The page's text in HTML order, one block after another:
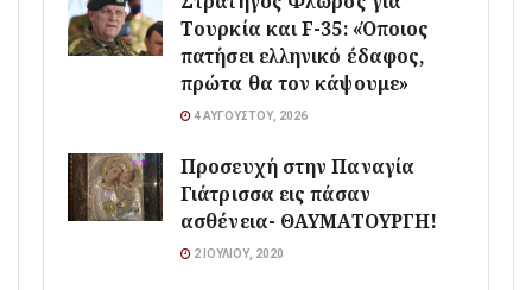
Τουρκία και F-35: «Όποιος
πατήσει ελληνικό έδαφος,
πρώτα θα τον κάψουμε»
4 ΑΥΓΟΎΣΤΟΥ, 2026
Προσευχή στην Παναγία
Γιάτρισσα εις πάσαν
ασθένεια- ΘΑΥΜΑΤΟΥΡΓΗ!
2 ΙΟΥΛΊΟΥ, 2020